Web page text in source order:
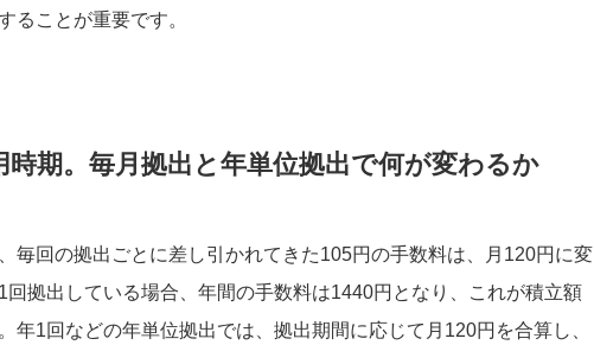
ることが重要です。
時期。毎月拠出と年単位拠出で何が変わるか
毎回の拠出ごとに差し引かれてきた105円の手数料は、月120円に変
回拠出している場合、年間の手数料は1440円となり、これが積立額
年1回などの年単位拠出では、拠出期間に応じて月120円を合算し、